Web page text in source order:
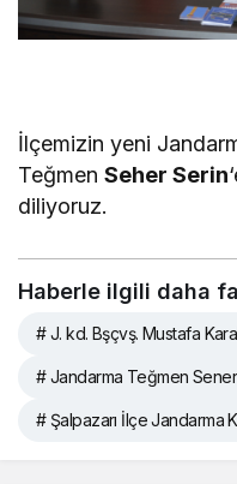
İlçemizin yeni
TeğmenSeher Serin
diliyoruz.
Haberle ilgili daha
# J. kd. Bşçvş. Mustafa
# Jandarma Teğmen
# Şalpazarı İlçe Jandarma